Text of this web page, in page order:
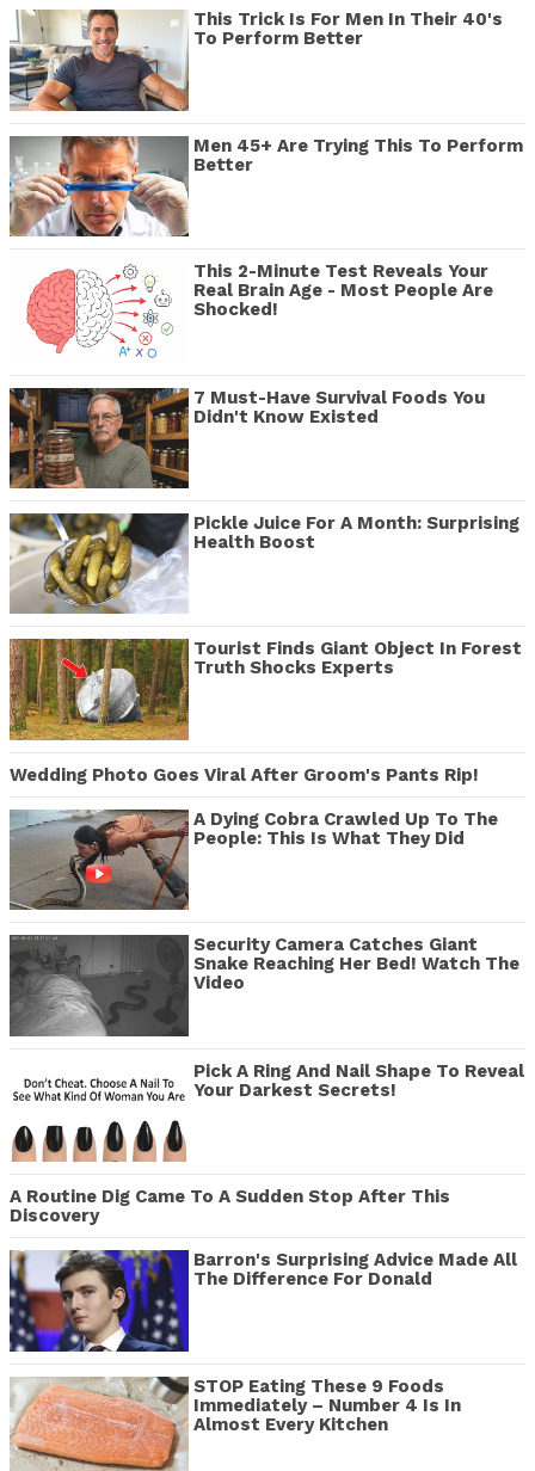
This Trick Is For Men In Their 40's
To Perform Better
Men 45+ Are Trying This To Perform
Better
This 2-Minute Test Reveals Your
Real Brain Age - Most People Are
Shocked!
7 Must-Have Survival Foods You
Didn't Know Existed
Pickle Juice For A Month: Surprising
Health Boost
Tourist Finds Giant Object In Forest
Truth Shocks Experts
Wedding Photo Goes Viral After Groom's Pants Rip!
A Dying Cobra Crawled Up To The
People: This Is What They Did
Security Camera Catches Giant
Snake Reaching Her Bed! Watch The
Video
Pick A Ring And Nail Shape To Reveal
Your Darkest Secrets!
A Routine Dig Came To A Sudden Stop After This
Discovery
Barron's Surprising Advice Made All
The Difference For Donald
STOP Eating These 9 Foods
Immediately – Number 4 Is In
Almost Every Kitchen